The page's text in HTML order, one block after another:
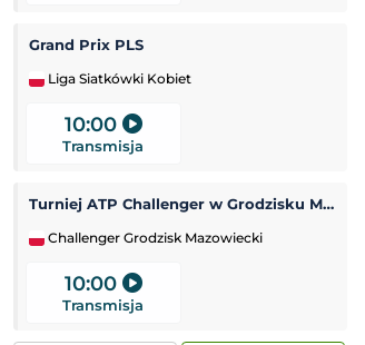
Grand Prix PLS
Liga Siatkówki Kobiet
10:00
Transmisja
Turniej ATP Challenger w Grodzisku Mazowieckim
Challenger Grodzisk Mazowiecki
10:00
Transmisja